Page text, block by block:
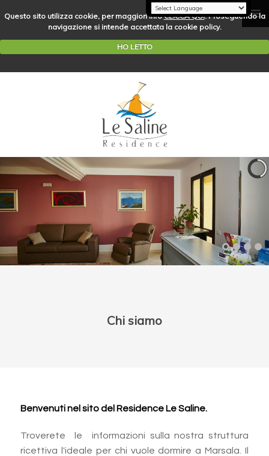
Questo sito utilizza cookie, per maggiori infoCLICCA QUI. Proseguendo la
navigazione si intende accettata la cookie policy.
HO LETTO
Chi siamo
Benvenuti nel sito del Residence Le Saline.
Troverete le informazioni sulla nostra struttura
ricettiva l'ideale per chi vuole dormire a Marsala. Il